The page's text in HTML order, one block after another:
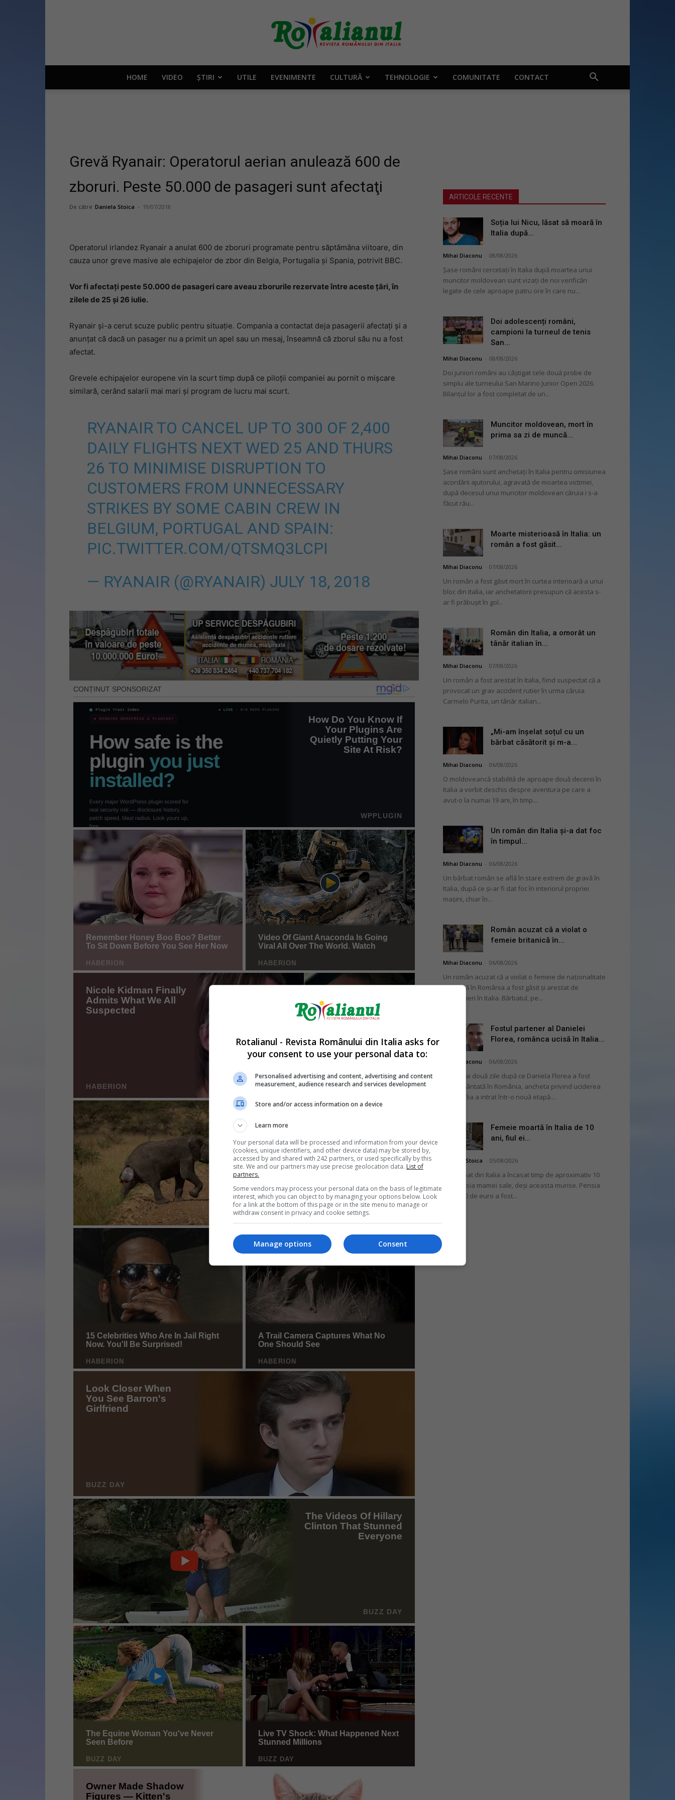
Rotalianul
românului
HOME VIDEO ȘTIRI UTILE EVENIMENTE CULTURĂ TEHNOLOGIE COMUNITATE CONTACT
Grevă Ryanair: Operatorul aerian anulează 600 de
zboruri. Peste 50.000 de pasageri sunt afectaţi
De către Daniela Stoica - 19/07/2018
Operatorul irlandez Ryanair a anulat 600 de zboruri programate pentru săptămâna viitoare, din
cauza unor greve masive ale echipajelor de zbor din Belgia, Portugalia şi Spania, potrivit BBC.
Vor fi afectaţi peste 50.000 de pasageri care aveau zborurile rezervate între aceste ţări, în
zilele de 25 şi 26 iulie.
Ryanair şi-a cerut scuze public pentru situaţie. Compania a contactat deja pasagerii afectaţi şi a
anunţat că dacă un pasager nu a primit un apel sau un mesaj, înseamnă că zborul său nu a fost
afectat.
Grevele echipajelor europene vin la scurt timp după ce piloţii companiei au pornit o mişcare
similară, cerând salarii mai mari şi program de lucru mai scurt.
RYANAIR TO CANCEL UP TO 300 OF 2,400
DAILY FLIGHTS NEXT WED 25 AND THURS
26 TO MINIMISE DISRUPTION TO
CUSTOMERS FROM UNNECESSARY
STRIKES BY SOME CABIN CREW IN
BELGIUM, PORTUGAL AND SPAIN:
PIC.TWITTER.COM/QTSMQ3LCPI
— RYANAIR (@RYANAIR) JULY 18, 2018
ARTICOLE RECENTE
Soția lui Nicu, lăsat să moară în
Italia după...
Mihai Diaconu 08/08/2026
Șase români cercetați în Italia după moartea unui
muncitor moldovean sunt vizați de noi verificări
legate de cele aproape patru ore în care nu...
Doi adolescenți români,
campioni la turneul de tenis
San...
Mihai Diaconu 08/08/2026
Doi juniori români au câștigat cele două probe de
simplu ale turneului San Marino Junior Open 2026.
Bilanțul lor a fost completat de un...
Muncitor moldovean, mort în
prima sa zi de muncă...
Mihai Diaconu 07/08/2026
Șase români sunt anchetați în Italia pentru omisiunea
acordării ajutorului, agravată de moartea victimei,
după decesul unui muncitor moldovean căruia i s-a
făcut rău...
Moarte misterioasă în Italia: un
român a fost găsit...
Mihai Diaconu 07/08/2026
Un român a fost găsit mort în curtea interioară a unui
bloc din Italia, iar anchetatorii presupun că acesta s-
ar fi prăbușit în gol...
Român din Italia, a omorât un
tânăr italian în...
Mihai Diaconu 07/08/2026
Un român a fost arestat în Italia, fiind suspectat că a
provocat un grav accident rutier în urma căruia
Carmelo Purita, un tânăr italian...
„Mi-am înșelat soțul cu un
bărbat căsătorit și m-a...
Mihai Diaconu 06/08/2026
O moldoveancă stabilită de aproape două decenii în
Italia a vorbit deschis despre aventura pe care a
avut-o la numai 19 ani, în timp...
Un român din Italia și-a dat foc
în timpul...
Mihai Diaconu 06/08/2026
Un bărbat român se află în stare extrem de gravă în
Italia, după ce și-ar fi dat foc în interiorul propriei
mașini, chiar în...
Român acuzat că a violat o
femeie britanică în...
Mihai Diaconu 06/08/2026
Un român acuzat că a violat o femeie de naționalitate
britanică în România a fost găsit și arestat de
carabinieri în Italia. Bărbatul, pe...
Fostul partener al Danielei
Florea, românca ucisă în Italia...
Mihai Diaconu 06/08/2026
La numai două zile după ce Daniela Florea a fost
înmormântată în România, ancheta privind uciderea
sa în Italia a intrat într-o nouă etapă....
Femeie moartă în Italia de 10
ani, fiul ei...
Daniela Stoica 05/08/2026
Un bărbat din Italia a încasat timp de aproximativ 10
ani pensia mamei sale, deși aceasta murise. Pensia
de 2.000 de euro a fost...
Rotalianul - Revista Românului din Italia asks for
your consent to use your personal data to:
Personalised advertising and content, advertising and content
measurement, audience research and services development
Store and/or access information on a device
Learn more
Your personal data will be processed and information from your device
(cookies, unique identifiers, and other device data) may be stored by,
accessed by and shared with 242 partners, or used specifically by this
site. We and our partners may use precise geolocation data. List of
partners.
Some vendors may process your personal data on the basis of legitimate
interest, which you can object to by managing your options below. Look
for a link at the bottom of this page or in the site menu to manage or
withdraw consent in privacy and cookie settings.
Consent
Manage options